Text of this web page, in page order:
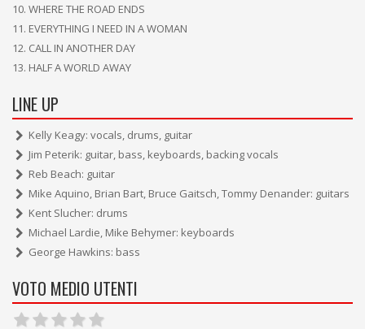
WHERE THE ROAD ENDS
EVERYTHING I NEED IN A WOMAN
CALL IN ANOTHER DAY
HALF A WORLD AWAY
LINE UP
Kelly Keagy: vocals, drums, guitar
Jim Peterik: guitar, bass, keyboards, backing vocals
Reb Beach: guitar
Mike Aquino, Brian Bart, Bruce Gaitsch, Tommy Denander: guitars
Kent Slucher: drums
Michael Lardie, Mike Behymer: keyboards
George Hawkins: bass
VOTO MEDIO UTENTI